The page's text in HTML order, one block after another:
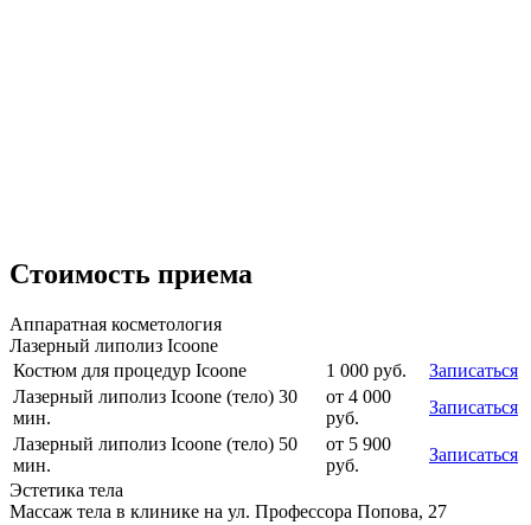
Стоимость приема
Аппаратная косметология
Лазерный липолиз Icoone
Костюм для процедур Icoone
1 000 руб.
Записаться
Лазерный липолиз Icoone (тело) 30
мин.
от 4 000
руб.
Записаться
Лазерный липолиз Icoone (тело) 50
мин.
от 5 900
руб.
Записаться
Эстетика тела
Массаж тела в клинике на ул. Профессора Попова, 27